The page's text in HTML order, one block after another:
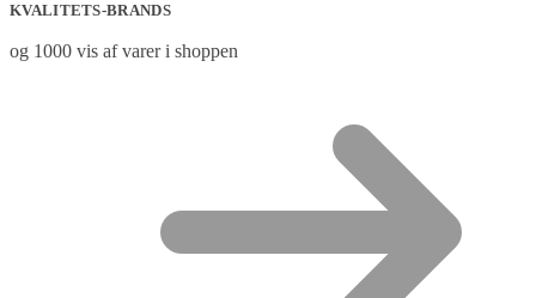
KVALITETS-BRANDS
og 1000 vis af varer i shoppen